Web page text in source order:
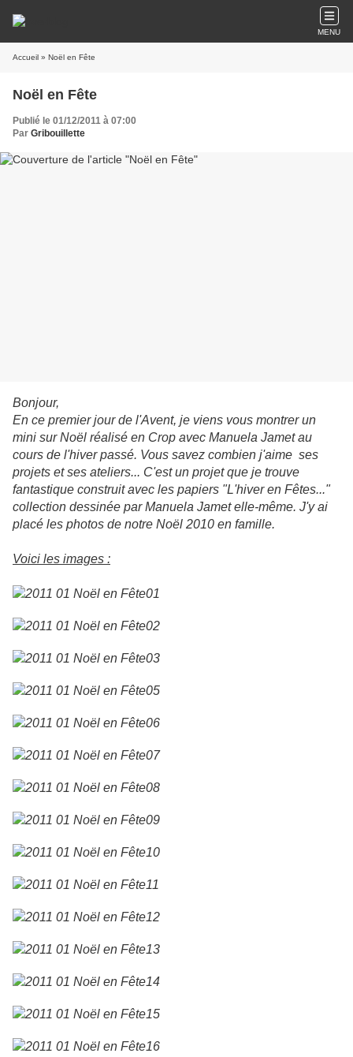
MENU
Accueil » Noël en Fête
Noël en Fête
Publié le 01/12/2011 à 07:00
Par Gribouillette
Bonjour,
En ce premier jour de l'Avent, je viens vous montrer un
mini sur Noël réalisé en Crop avec Manuela Jamet au
cours de l'hiver passé. Vous savez combien j'aime ses
projets et ses ateliers... C'est un projet que je trouve
fantastique construit avec les papiers "L'hiver en Fêtes..."
collection dessinée par Manuela Jamet elle-même. J'y ai
placé les photos de notre Noël 2010 en famille.
Voici les images :